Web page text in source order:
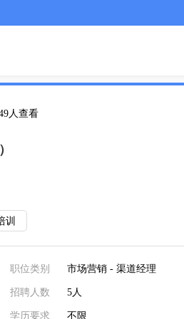
人查看
训
职位类别 市场营销 - 渠道经理
招聘人数 5人
学历要求 不限